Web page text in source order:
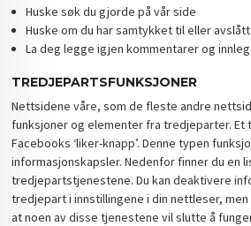
Huske søk du gjorde på vår side
Huske om du har samtykket til eller
La deg legge igjen kommentarer og
TREDJEPARTSFUNKSJONER
Nettsidene våre, som de fleste andre
funksjoner og elementer fra tredjeparter. Et
Facebooks ‘liker-knapp’. Denne typen
informasjonskapsler. Nedenfor finner du en
tredjepartstjenestene. Du kan deaktivere
tredjepart i innstillingene i din nettleser,
at noen av disse tjenestene vil slutte å